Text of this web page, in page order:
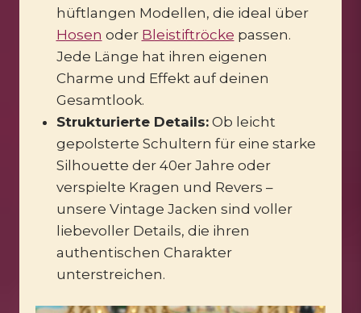
hüftlangen Modellen, die ideal über
Hosen oder Bleistiftröcke passen.
Jede Länge hat ihren eigenen
Charme und Effekt auf deinen
Gesamtlook.
Strukturierte Details:Ob leicht
gepolsterte Schultern für eine starke
Silhouette der 40er Jahre oder
verspielte Kragen und Revers –
unsere Vintage Jacken sind voller
liebevoller Details, die ihren
authentischen Charakter
unterstreichen.